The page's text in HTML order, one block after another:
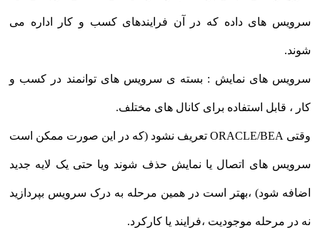
سرویس های داده که در آن فرایندهای کسب و کار اداره می
شوند.
سرویس های نمایش : بسته ی سرویس های توانمند در کسب و
کار ، قابل استفاده برای کانال های مختلف.
وقتی ORACLE/BEA تعریف نشود (که در این صورت ممکن است
سرویس های اتصال یا نمایش حذف شوند ویا حتی یک لایه جدید
اضافه شود) ،بهتر است در همین مرحله به درک سرویس بپردازید
نه در مرحله موجودیت ،فرایند یا کارکرد.